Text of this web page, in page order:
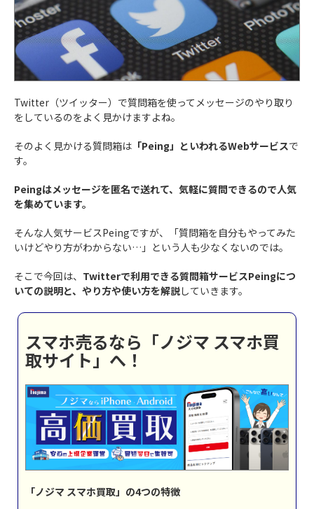
Twitter（ツイッター）で質問箱を使ってメッセージのやり取り
をしているのをよく見かけますよね。
そのよく見かける質問箱は 「Peing」といわれるWebサービスで
す。
Peingはメッセージを匿名で送れて、気軽に質問できるので人気
を集めています。
そんな人気サービスPeingですが、「質問箱を自分もやってみた
いけどやり方がわからない…」という人も少なくないのでは。
そこで今回は、 Twitterで利用できる質問箱サービスPeingにつ
いての説明と、やり方や使い方を解説していきます。
スマホ売るなら「ノジマ スマホ買
取サイト」へ！
「ノジマ スマホ買取」の4つの特徴